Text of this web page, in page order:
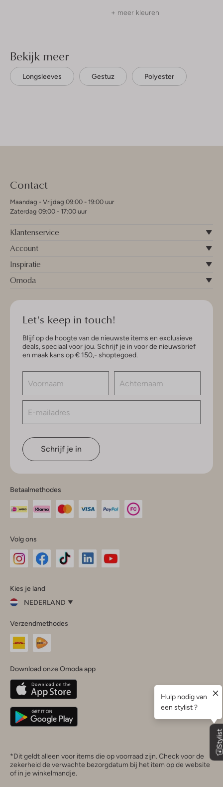
+ meer kleuren
Bekijk meer
Longsleeves Gestuz Polyester
Contact
Maandag - Vrijdag 09:00 - 19:00 uur
Zaterdag 09:00 - 17:00 uur
Klantenservice
Account
Inspiratie
Omoda
Let's keep in touch!
Blijf op de hoogte van de nieuwste items en exclusieve
deals, speciaal voor jou. Schrijf je in voor de nieuwsbrief
en maak kans op € 150,- shoptegoed.
Schrijf je in
Betaalmethodes
Volg ons
InstagramFacebook
Kies je land
NEDERLAND
je
land
Nederland
Belgique(Français)
Deutschland
Verzendmethodes
Download onze Omoda app
*Dit geldt alleen voor items die op voorraad zijn. Check voor de
zekerheid de verwachte bezorgdatum bij het item op de website
of in je winkelmandje.